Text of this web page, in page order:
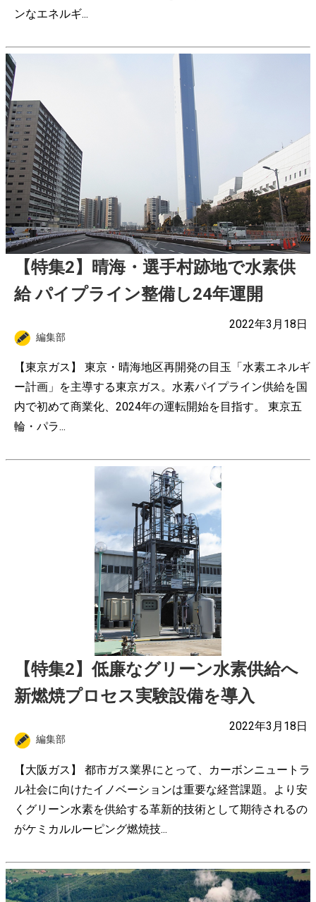
ンなエネルギ...
【特集2】晴海・選手村跡地で水素供
給 パイプライン整備し24年運開
2022年3月18日
編集部
【東京ガス】 東京・晴海地区再開発の目玉「水素エネルギ
ー計画」を主導する東京ガス。水素パイプライン供給を国
内で初めて商業化、2024年の運転開始を目指す。 東京五
輪・パラ...
【特集2】低廉なグリーン水素供給へ
新燃焼プロセス実験設備を導入
2022年3月18日
編集部
【大阪ガス】 都市ガス業界にとって、カーボンニュートラ
ル社会に向けたイノベーションは重要な経営課題。より安
くグリーン水素を供給する革新的技術として期待されるの
がケミカルルーピング燃焼技...